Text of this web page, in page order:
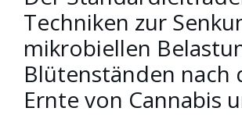
Techniken zur
mikrobiellen
Blütenständen nach
Ernte von Cannabis